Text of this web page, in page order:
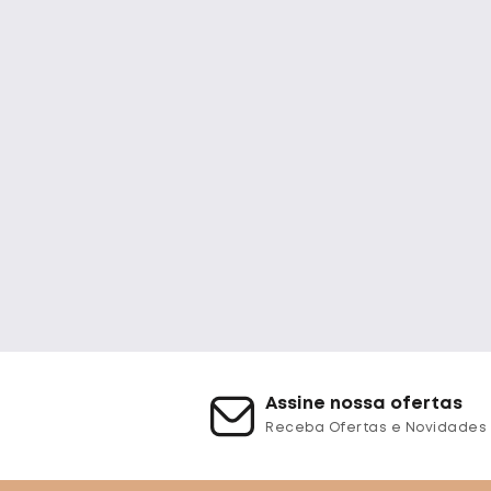
Assine nossa ofertas
Receba Ofertas e Novidades